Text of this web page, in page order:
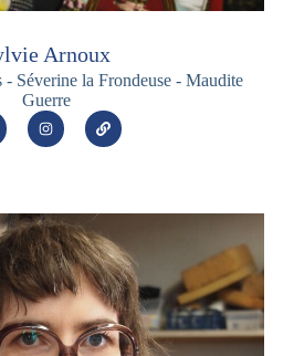
Arnoux
- Séverine la Frondeuse - Maudite
Guerre